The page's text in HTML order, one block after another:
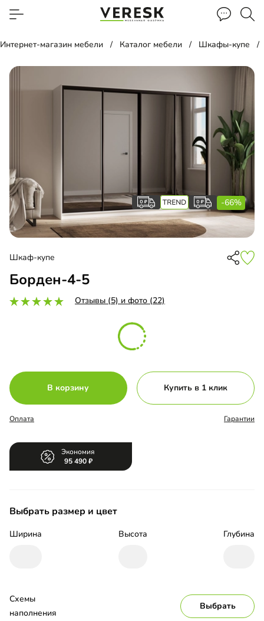
Интернет-магазин мебели Каталог мебели Шкафы-купе
-66%
Шкаф-купе
Борден-4-5
Отзывы (5) и фото (22)
В корзину Купить в 1 клик
Оплата Гарантии
Экономия
95 490
Выбрать размер и цвет
Ширина Высота Глубина
Схемы
наполнения
Выбрать